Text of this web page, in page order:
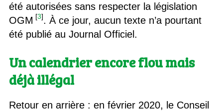
été autorisées sans respecter la législation
OGM [3]. À ce jour, aucun texte n’a pourtant
été publié au Journal Officiel.
Un calendrier encore flou mais
déjà illégal
Retour en arrière : en février 2020, le Conseil